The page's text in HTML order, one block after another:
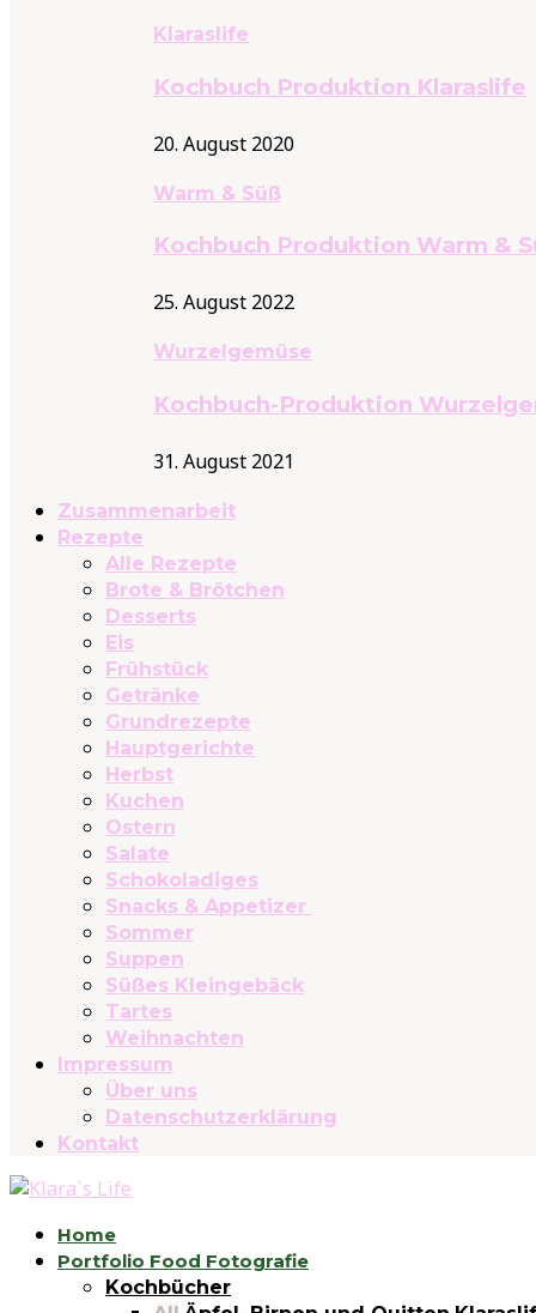
Klaraslife
Kochbuch Produktion Klaraslife
20. August 2020
Warm & Süß
Kochbuch Produktion Warm &
25. August 2022
Wurzelgemüse
Kochbuch-Produktion
31. August 2021
Zusammenarbeit
Rezepte
Alle Rezepte
Brote & Brötchen
Desserts
Eis
Frühstück
Getränke
Grundrezepte
Hauptgerichte
Herbst
Kuchen
Ostern
Salate
Schokoladiges
Snacks & Appetizer
Sommer
Suppen
Süßes Kleingebäck
Tartes
Weihnachten
Impressum
Über uns
Datenschutzerklärung
Kontakt
Home
Portfolio Food Fotografie
Kochbücher